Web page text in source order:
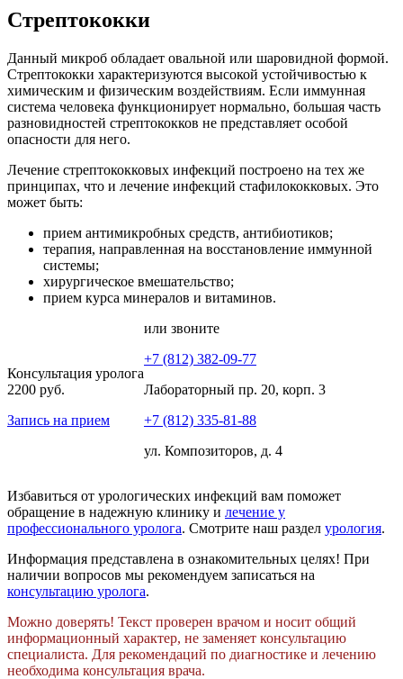
Стрептококки
Данный микроб обладает овальной или шаровидной формой.
Стрептококки характеризуются высокой устойчивостью к
химическим и физическим воздействиям. Если иммунная
система человека функционирует нормально, большая часть
разновидностей стрептококков не представляет особой
опасности для него.
Лечение стрептококковых инфекций построено на тех же
принципах, что и лечение инфекций стафилококковых. Это
может быть:
прием антимикробных средств, антибиотиков;
терапия, направленная на восстановление иммунной
системы;
хирургическое вмешательство;
прием курса минералов и витаминов.
Консультация уролога
2200 руб.
Запись на прием
или звоните
+7 (812) 382-09-77
Лабораторный пр. 20, корп. 3
+7 (812) 335-81-88
ул. Композиторов, д. 4
Избавиться от урологических инфекций вам поможет
обращение в надежную клинику и лечение у
профессионального уролога. Смотрите наш раздел урология.
Информация представлена в ознакомительных целях! При
наличии вопросов мы рекомендуем записаться на
консультацию уролога.
Можно доверять! Текст проверен врачом и носит общий
информационный характер, не заменяет консультацию
специалиста. Для рекомендаций по диагностике и лечению
необходима консультация врача.